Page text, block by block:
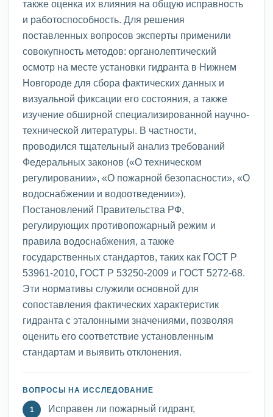
также оценка их влияния на общую исправность
и работоспособность. Для решения
поставленных вопросов эксперты применили
совокупность методов: органолептический
осмотр на месте установки гидранта в Нижнем
Новгороде для сбора фактических данных и
визуальной фиксации его состояния, а также
изучение обширной специализированной научно-
технической литературы. В частности,
проводился тщательный анализ требований
Федеральных законов («О техническом
регулировании», «О пожарной безопасности», «О
водоснабжении и водоотведении»),
Постановлений Правительства РФ,
регулирующих противопожарный режим и
правила водоснабжения, а также
государственных стандартов, таких как ГОСТ Р
53961-2010, ГОСТ Р 53250-2009 и ГОСТ 5272-68.
Эти нормативы служили основной для
сопоставления фактических характеристик
гидранта с эталонными значениями, позволяя
оценить его соответствие установленным
стандартам и выявить отклонения.
ВОПРОСЫ НА ИССЛЕДОВАНИЕ
Исправен ли пожарный гидрант,